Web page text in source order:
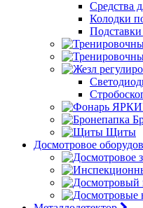
Средства
Колодки
Подставки
Щиты
Досмотровое